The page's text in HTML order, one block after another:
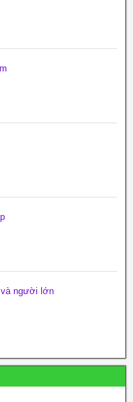
và người lớn